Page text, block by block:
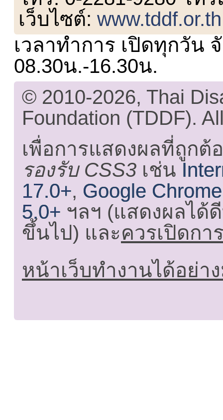
เว็บไซต์:www.tddf.or.th
เวลาทำการ เปิดทุกวัน
08.30น.-16.30น.
© 2010-2026, Thai
Foundation (TDDF).
เพื่อการแสดงผลที่ถูกต้
รองรับ CSS3 เช่น
17.0+, Google
5.0+ ฯลฯ (แสดงผลได้
ขึ้นไป) และควรเปิดกา
หน้าเว็บทำงานได้อย่า